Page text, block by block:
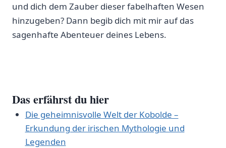
und dich dem Zauber dieser⁢ fabelhaften Wesen
hinzugeben? ‍Dann begib dich mit mir auf das
sagenhafte Abenteuer deines ​Lebens.
Das erfährst du hier
Die geheimnisvolle‌ Welt der‌ Kobolde –
Erkundung der⁤ irischen​ Mythologie und
Legenden